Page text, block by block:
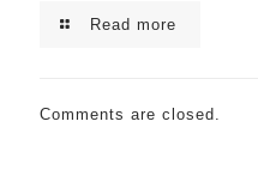
Read more
Comments are closed.